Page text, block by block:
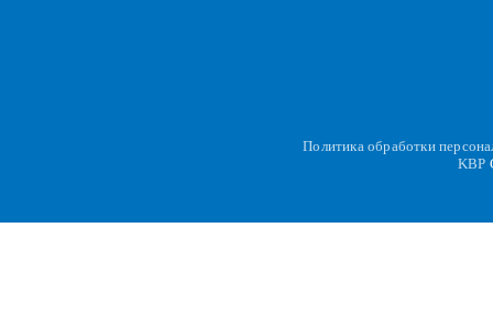
Политика обработки
KBP